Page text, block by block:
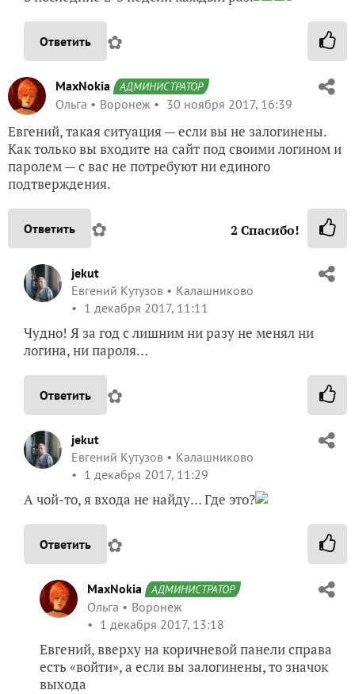
Ответить ✿
MaxNokia АДМИНИСТРАТОР
Ольга Воронеж 30 ноября 2017, 16:39
Евгений, такая ситуация — если вы не залогинены.
Как только вы входите на сайт под своими логином и
паролем — с вас не потребуют ни единого
подтверждения.
Ответить ✿ 2 Спасибо!
jekut
Евгений Кутузов
Калашниково
1 декабря 2017, 11:11
Чудно! Я за год с лишним ни разу не менял ни
логина, ни пароля…
Ответить ✿
jekut
Евгений Кутузов
Калашниково
1 декабря 2017, 11:29
А чой-то, я входа не найду… Где это?
Ответить ✿
MaxNokia АДМИНИСТРАТОР
Ольга
Воронеж
1 декабря 2017, 13:18
Евгений, вверху на коричневой панели справа
есть «войти», а если вы залогинены, то значок
выхода